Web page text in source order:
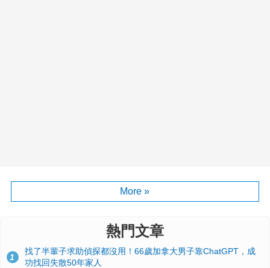
More »
熱門文章
1
找了半輩子求助偵探都沒用！66歲加拿大男子靠ChatGPT，成
功找回失散50年家人